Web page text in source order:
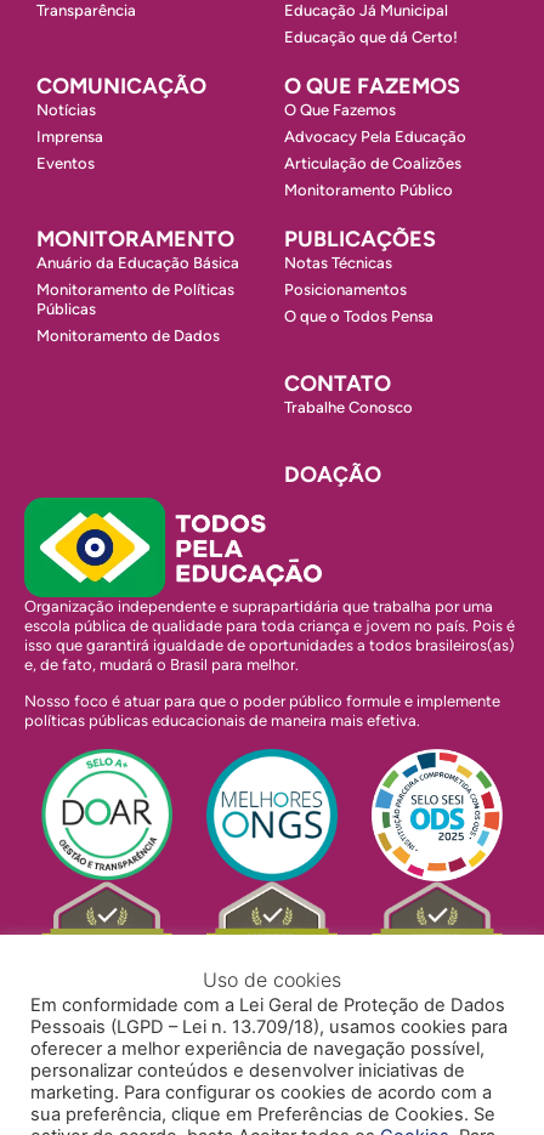
Transparência
Educação Já Municipal
Educação que dá Certo!
COMUNICAÇÃO
Notícias
Imprensa
Eventos
O QUE FAZEMOS
O Que Fazemos
Advocacy Pela Educação
Articulação de Coalizões
Monitoramento Público
MONITORAMENTO
Anuário da Educação Básica
Monitoramento de Políticas
Públicas
Monitoramento de Dados
PUBLICAÇÕES
Notas Técnicas
Posicionamentos
O que o Todos Pensa
CONTATO
Trabalhe Conosco
DOAÇÃO
Organização independente e suprapartidária que trabalha por uma
escola pública de qualidade para toda criança e jovem no país. Pois é
isso que garantirá igualdade de oportunidades a todos brasileiros(as)
e, de fato, mudará o Brasil para melhor.
Nosso foco é atuar para que o poder público formule e implemente
políticas públicas educacionais de maneira mais efetiva.
Uso de cookies
Em conformidade com a Lei Geral de Proteção de Dados
Pessoais (LGPD – Lei n. 13.709/18), usamos cookies para
oferecer a melhor experiência de navegação possível,
personalizar conteúdos e desenvolver iniciativas de
marketing. Para configurar os cookies de acordo com a
sua preferência, clique em Preferências de Cookies. Se